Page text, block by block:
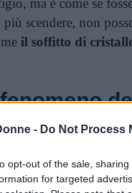
- Do Not Process
opt-out of the sale,
for targeted
ma è come se
scendere, non
il soffitto di
Circle,Gay Bryant,
un’intervista in cui